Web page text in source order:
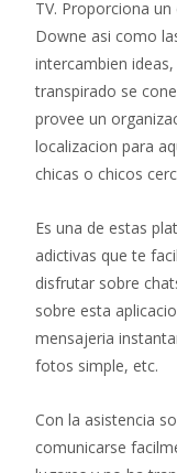
TV. Proporciona
Downe asi­ como
intercambien
transpirado se
provee un
localizacion para
chicas o chicos
Es una de estas
adictivas que te
disfrutar sobre
sobre esta
mensajeria
fotos simple, etc.
Con la asistencia
comunicarse